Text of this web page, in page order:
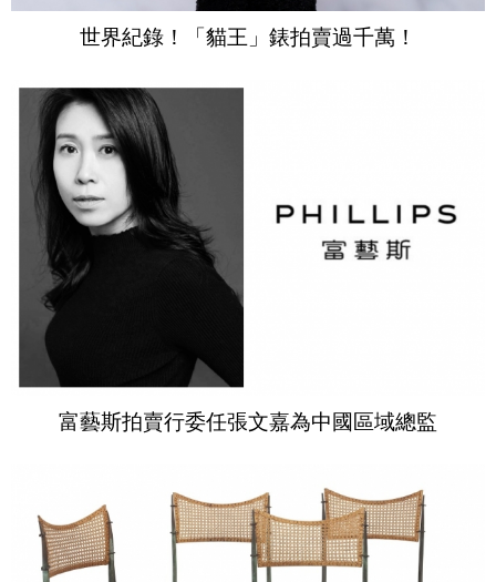
世界紀錄！「貓王」錶拍賣過千萬！
富藝斯拍賣行委任張文嘉為中國區域總監